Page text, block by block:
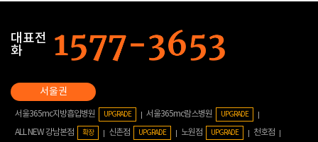
대표전
화
서울365mc지방흡입병원 UPGRADE 서울365mc람스병원 UPGRADE
ALL NEW 강남본점 확장 신촌점 UPGRADE 노원점 UPGRADE
천호점